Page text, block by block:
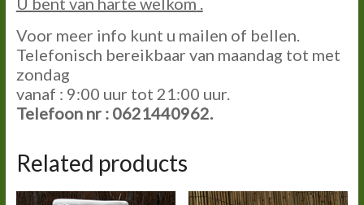
Voor meer info kunt u mailen of bellen.
Telefonisch bereikbaar van maandag tot met
zondag
vanaf : 9:00 uur tot 21:00 uur.
Telefoon nr : 0621440962.
Related products